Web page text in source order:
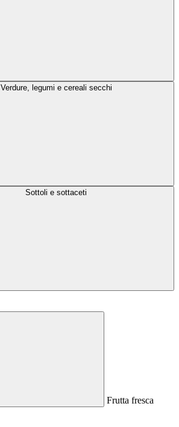
Verdure, legumi e cereali secchi
Sottoli e sottaceti
Frutta fresca